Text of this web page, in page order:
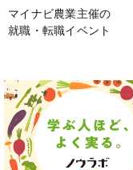
マイナビ農業主催の
就職・転職イベント